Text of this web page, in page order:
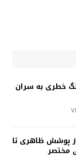
خطری به سران
پوشش ظاهری تا
مختصر